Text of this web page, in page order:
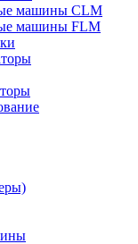
машины CLM
машины FLM